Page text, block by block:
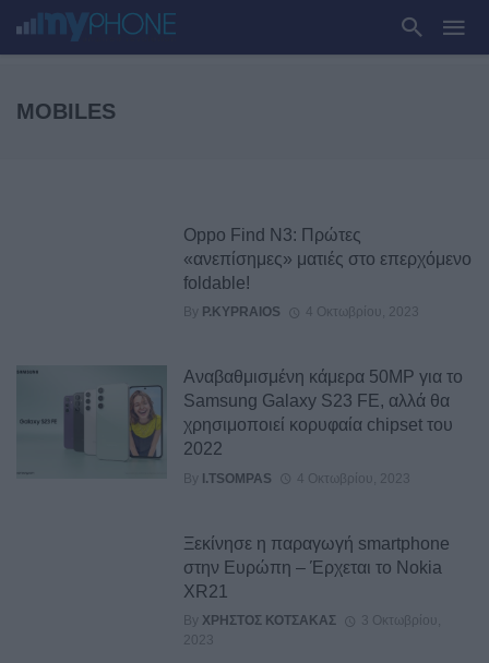
MOBILES
Oppo Find N3: Πρώτες
«ανεπίσημες» ματιές στο επερχόμενο
foldable!
By P.KYPRAIOS 4 Οκτωβρίου, 2023
Αναβαθμισμένη κάμερα 50MP για το
Samsung Galaxy S23 FE, αλλά θα
χρησιμοποιεί κορυφαία chipset του
2022
By I.TSOMPAS 4 Οκτωβρίου, 2023
Ξεκίνησε η παραγωγή smartphone
στην Ευρώπη – Έρχεται το Nokia
XR21
By ΧΡΉΣΤΟΣ ΚΟΤΣΑΚΆΣ
3 Οκτωβρίου,
2023